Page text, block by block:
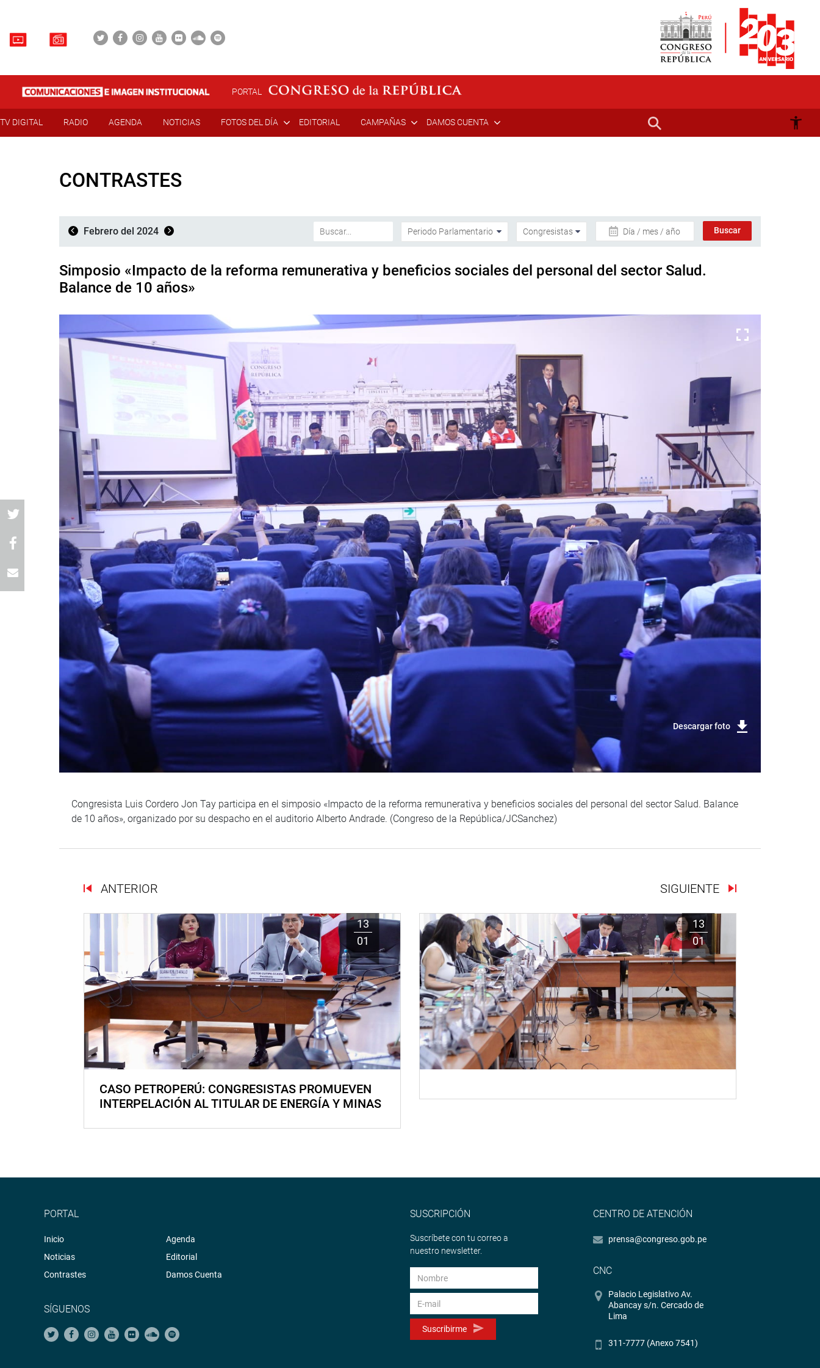
PORTAL
TV DIGITAL RADIO AGENDA NOTICIAS FOTOS DEL DÍA EDITORIAL CAMPAÑAS DAMOS CUENTA
CONTRASTES
Febrero del 2024 Día / mes / año
Simposio «Impacto de la reforma remunerativa y beneficios sociales del personal del sector Salud.
Balance de 10 años»
Descargar foto
Congresista Luis Cordero Jon Tay participa en el simposio «Impacto de la reforma remunerativa y beneficios sociales del personal del sector Salud. Balance
de 10 años», organizado por su despacho en el auditorio Alberto Andrade. (Congreso de la República/JCSanchez)
ANTERIOR SIGUIENTE
13
01
CASO PETROPERÚ: CONGRESISTAS PROMUEVEN
INTERPELACIÓN AL TITULAR DE ENERGÍA Y MINAS
13
01
PORTAL
Inicio
Noticias
Contrastes
Agenda
Editorial
Damos Cuenta
SÍGUENOS
SUSCRIPCIÓN
Suscríbete con tu correo a
nuestro newsletter.
Suscribirme
CENTRO DE ATENCIÓN
prensa@congreso.gob.pe
CNC
Palacio Legislativo Av.
Abancay s/n. Cercado de
Lima
311-7777 (Anexo 7541)